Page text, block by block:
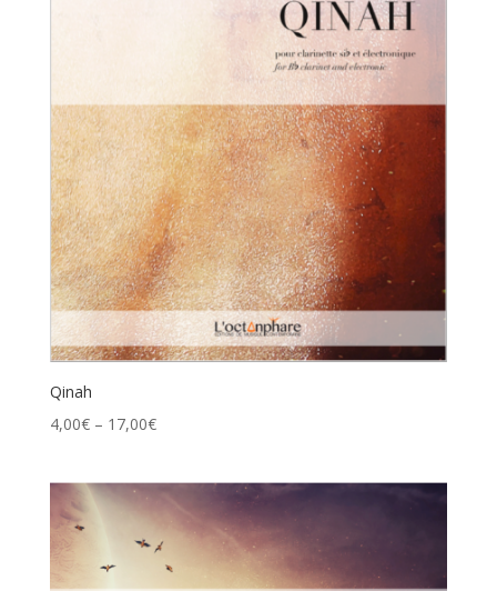
Qinah
4,00€– 17,00€